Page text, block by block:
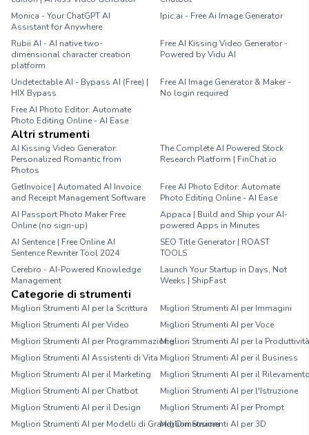
Monica - Your ChatGPT AI
Assistant for Anywhere
Ipic.ai - Free Ai Image Generator
Rubii AI - AI native two-
dimensional character creation
platform
Free AI Kissing Video Generator -
Powered by Vidu AI
Undetectable AI - Bypass AI (Free) |
HIX Bypass
Free AI Image Generator & Maker -
No login required
Free AI Photo Editor: Automate
Photo Editing Online - AI Ease
Altri strumenti
AI Kissing Video Generator:
Personalized Romantic from
Photos
The Complete AI Powered Stock
Research Platform | FinChat.io
GetInvoice | Automated AI Invoice
and Receipt Management Software
Free AI Photo Editor: Automate
Photo Editing Online - AI Ease
AI Passport Photo Maker Free
Online (no sign-up)
Appaca | Build and Ship your AI-
powered Apps in Minutes
AI Sentence | Free Online AI
Sentence Rewriter Tool 2024
SEO Title Generator | ROAST
TOOLS
Cerebro - AI-Powered Knowledge
Management
Launch Your Startup in Days, Not
Weeks | ShipFast
Categorie di strumenti
Migliori Strumenti AI per la Scrittura
Migliori Strumenti AI per Immagini
Migliori Strumenti AI per Video
Migliori Strumenti AI per Voce
Migliori Strumenti AI per ProgrammazioneMigliori Strumenti AI per la Produttività
Migliori Strumenti AI Assistenti di Vita Migliori Strumenti AI per il Business
Migliori Strumenti AI per il Marketing
Migliori Strumenti AI per il
Migliori Strumenti AI per Chatbot
Migliori Strumenti AI per l'Istruzione
Migliori Strumenti AI per il Design
Migliori Strumenti AI per Prompt
Migliori Strumenti AI per Modelli di Grandi Dimensioni
Migliori Strumenti AI per 3D